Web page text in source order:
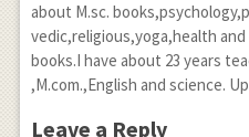
about M.sc.
vedic,religious,yoga,health
books.I have about 23 years
,M.com.,English and science.
Leave a Reply